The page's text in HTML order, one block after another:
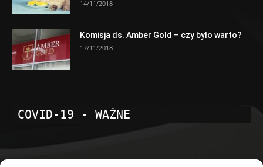
14/11/2018
Komisja ds. Amber Gold – czy było warto?
17/11/2018
COVID-19 - WAŻNE